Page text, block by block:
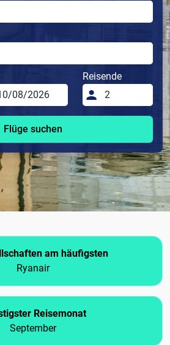
Reisende
Flüge suchen
am häufigsten
Ryanair
Reisemonat
September